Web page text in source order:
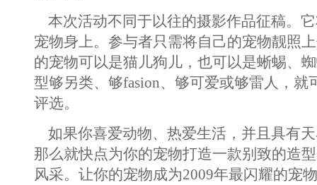
本次活动不同于以往的摄影作品征稿。
宠物身上。参与者只需将自己的宠物靓照
的宠物可以是猫儿狗儿，也可以是蜥蜴、
型够另类、够fasion、够可爱或够雷人，就
评选。
如果你喜爱动物、热爱生活，并且具有
那么就快点为你的宠物打造一款别致的造
风采。让你的宠物成为2009年最闪耀的宠